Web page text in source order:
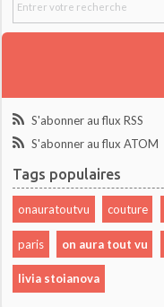
S'abonner au flux RSS
S'abonner au flux ATOM
Tags populaires
onauratoutvu couture
paris on aura tout vu
livia stoianova